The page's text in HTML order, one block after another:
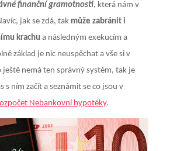
finanční gramotnosti, která nám v
jak se zdá, tak může zabránit i
krachu a následným exekucím a
základ je nic neuspěchat a vše si v
ještě nemá ten správný systém, tak je
s ním začít a seznámit se co jsou v
Nebankovní hypotéky.